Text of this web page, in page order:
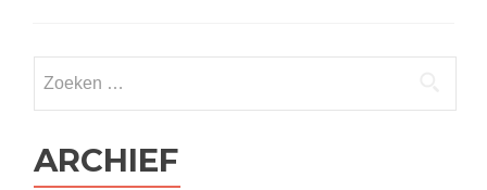
relation
ARCHIEF